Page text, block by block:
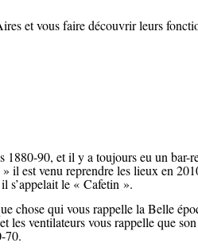
et vous faire découvrir leurs
1880-90, et il y a toujours eu un bar-
il est venu reprendre les lieux en
s’appelait le « Cafetin ».
chose qui vous rappelle la Belle
les ventilateurs vous rappelle que
70.